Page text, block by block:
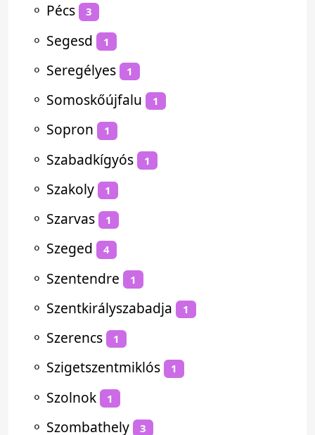
⚬ Pécs 3
⚬ Segesd 1
⚬ Seregélyes 1
⚬ Somoskőújfalu 1
⚬ Sopron 1
⚬ Szabadkígyós 1
⚬ Szakoly 1
⚬ Szarvas 1
⚬ Szeged 4
⚬ Szentendre 1
⚬ Szentkirályszabadja 1
⚬ Szerencs 1
⚬ Szigetszentmiklós 1
⚬ Szolnok 1
⚬ Szombathely 3